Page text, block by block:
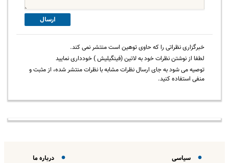
ارسال
خبرگزاری نظراتی را که حاوی توهین است منتشر نمی کند.
لطفا از نوشتن نظرات خود به لاتین (فینگیلیش ) خودداری نمایید
توصیه می شود به جای ارسال نظرات مشابه با نظرات منتشر شده، از مثبت و
منفی استفاده کنید.
سیاسی
درباره ما